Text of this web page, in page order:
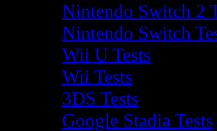
Nintendo Switch 2
Nintendo Switch
Wii U Tests
Wii Tests
3DS Tests
Google Stadia Tests